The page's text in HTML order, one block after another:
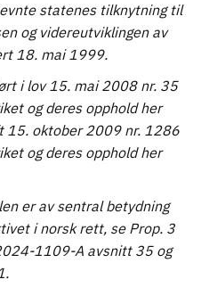
statenes tilknytning til
og videreutviklingen av
18. mai 1999.
i lov 15. mai 2008 nr. 35
og deres opphold her
15. oktober 2009 nr. 1286
og deres opphold her
er av sentral betydning
i norsk rett, se Prop. 3
1109-A avsnitt 35 og